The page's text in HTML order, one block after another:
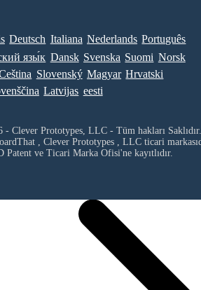
Deutsch Italiana Nederlands Português
язы́к Dansk Svenska Suomi Norsk
Slovenský Magyar Hrvatski
Latvijas eesti
- Clever Prototypes, LLC - Tüm hakları Saklıdır.
, Clever Prototypes , LLCticari
Patent ve Ticari Marka Ofisi'ne kayıtlıdır.